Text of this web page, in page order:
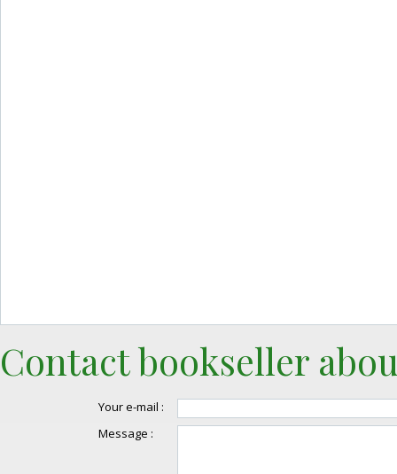
Contact bookseller
Your e-mail :
Message :